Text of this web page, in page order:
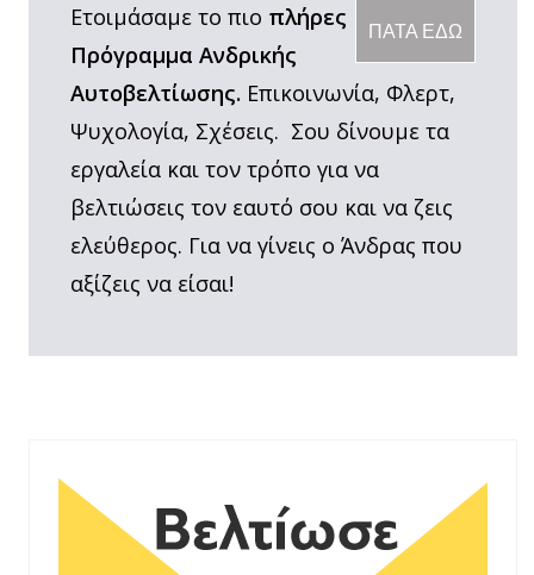
ΠΑΤΑ ΕΔΩ
Ετοιμάσαμε το πιο πλήρες
Πρόγραμμα Ανδρικής
Αυτοβελτίωσης. Επικοινωνία, Φλερτ,
Ψυχολογία, Σχέσεις. Σου δίνουμε τα
εργαλεία και τον τρόπο για να
βελτιώσεις τον εαυτό σου και να ζεις
ελεύθερος. Για να γίνεις ο Άνδρας που
αξίζεις να είσαι!